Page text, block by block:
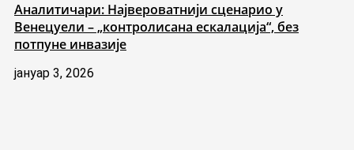
Аналитичари: Највероватнији сценарио у
Венецуели – „контролисана ескалација“, без
потпуне инвазије
јануар 3, 2026